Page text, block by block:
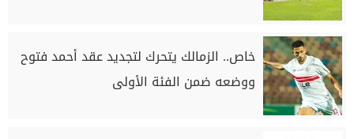
خاص.. الزمالك يتحرك لتجديد عقد أحمد فتوح
ووضعه ضمن الفئة الأولى